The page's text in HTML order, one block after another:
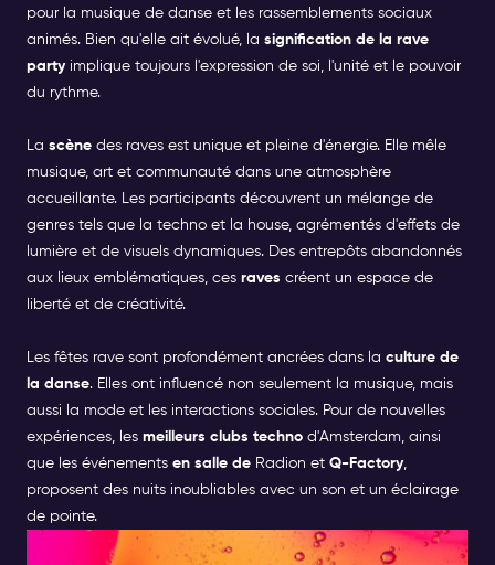
pour la musique de danse et les rassemblements sociaux
animés. Bien qu'elle ait évolué, la signification de la rave
party implique toujours l'expression de soi, l'unité et le pouvoir
du rythme.
La scène des raves est unique et pleine d'énergie. Elle mêle
musique, art et communauté dans une atmosphère
accueillante. Les participants découvrent un mélange de
genres tels que la techno et la house, agrémentés d'effets de
lumière et de visuels dynamiques. Des entrepôts abandonnés
aux lieux emblématiques, ces raves créent un espace de
liberté et de créativité.
Les fêtes rave sont profondément ancrées dans la culture de
la danse. Elles ont influencé non seulement la musique, mais
aussi la mode et les interactions sociales. Pour de nouvelles
expériences, les meilleurs clubs techno d'Amsterdam, ainsi
que les événements en salle de Radion et Q-Factory,
proposent des nuits inoubliables avec un son et un éclairage
de pointe.
COMPRENDRE LA CULTURE